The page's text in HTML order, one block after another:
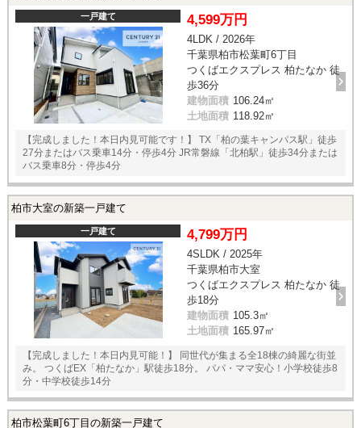
一戸建て 4,599万円
4LDK / 2026年
千葉県柏市松葉町6丁目
つくばエクスプレス 柏たなか 徒
歩36分
建物面積 106.24㎡
土地面積 118.92㎡
【完成しました！本日内見可能です！】 TX「柏の葉キャンパス駅」徒歩
27分またはバス乗車14分・停歩4分 JR常磐線「北柏駅」徒歩34分または
バス乗車8分・停歩4分
柏市大室の新築一戸建て
一戸建て 4,799万円
4SLDK / 2025年
千葉県柏市大室
つくばエクスプレス 柏たなか 徒
歩18分
建物面積 105.3㎡
土地面積 165.97㎡
【完成しました！本日内見可能！】 同世代が集まる全18棟の綺麗な街並
み。 つくばEX「柏たなか」駅徒歩18分。 パパ・ママ安心！小学校徒歩8
分・中学校徒歩14分
柏市松葉町6丁目の新築一戸建て